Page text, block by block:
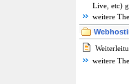
Live, etc)
weitere
weitere